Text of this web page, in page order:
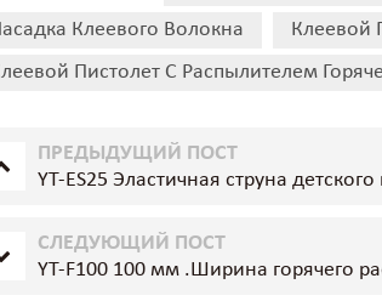
Клеевого Волокна
Клеевой
Пистолет С Распылителем
ПРЕДЫДУЩИЙ ПОСТ
YT-ES25 Эластичная струна
СЛЕДУЮЩИЙ ПОСТ
YT-F100 100 мм .Ширина горячего